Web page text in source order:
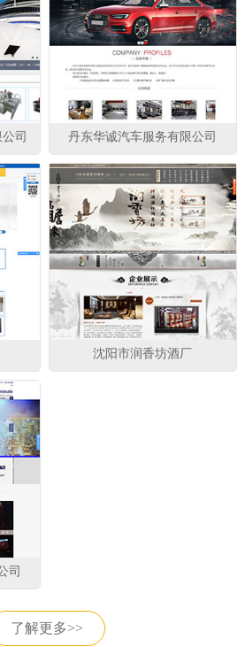
司 丹东华诚汽车服务有限公司
沈阳市润香坊酒厂
司
了解更多>>